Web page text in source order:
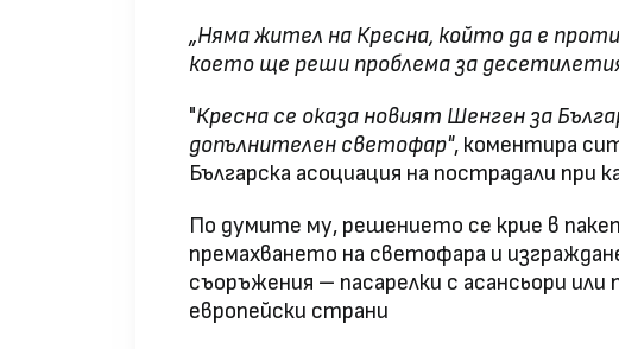
„Няма жител на Кресна, който да е
което ще реши проблема за
"Кресна се оказа новият Шенген за
допълнителен светофар", коментира
Българска асоциация на пострадали при
По думите му, решението се крие в
премахването на светофара и
съоръжения – пасарелки с асансьори или
европейски страни